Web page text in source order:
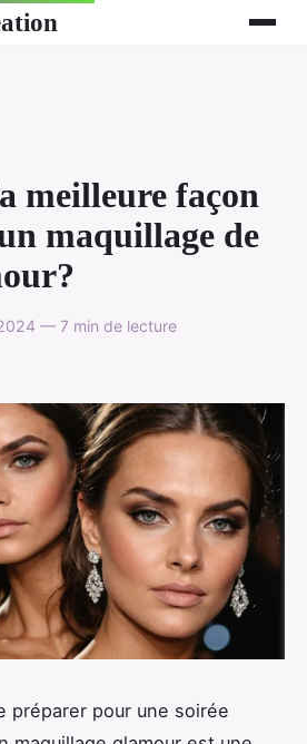
meilleure façon
maquillage de
— 7 min de lecture
préparer pour une soirée